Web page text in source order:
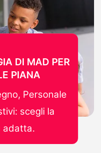
DI MAD PER
PIANA
Personale
scegli la
adatta.